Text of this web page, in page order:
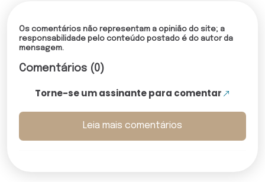
Os comentários não representam a opinião do site; a
responsabilidade pelo conteúdo postado é do autor da
mensagem.
Comentários (0)
Torne-se um assinante para comentar
Leia mais comentários